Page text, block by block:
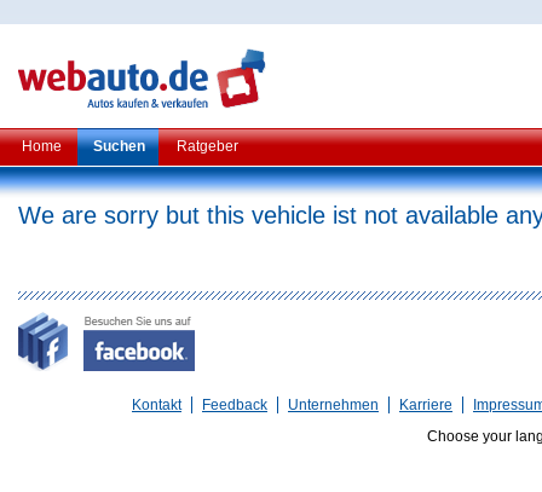
Home Suchen Ratgeber
We are sorry but this vehicle ist not available
Kontakt Feedback Unternehmen Karriere
Choose your